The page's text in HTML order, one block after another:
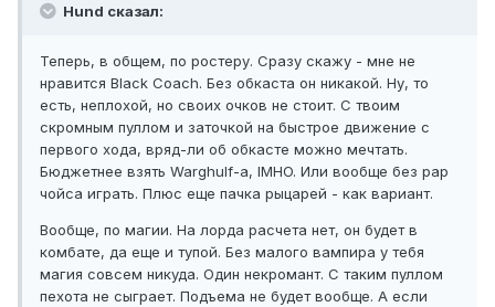
Hund сказал:
Теперь, в общем, по ростеру. Сразу скажу - мне не
нравится Black Coach. Без обкаста он никакой. Ну, то
есть, неплохой, но своих очков не стоит. С твоим
скромным пуллом и заточкой на быстрое движение с
первого хода, вряд-ли об обкасте можно мечтать.
Бюджетнее взять Warghulf-a, IMHO. Или вообще без рар
чойса играть. Плюс еще пачка рыцарей - как вариант.
Вообще, по магии. На лорда расчета нет, он будет в
комбате, да еще и тупой. Без малого вампира у тебя
магия совсем никуда. Один некромант. С таким пуллом
пехота не сыграет. Подъема не будет вообще. А если